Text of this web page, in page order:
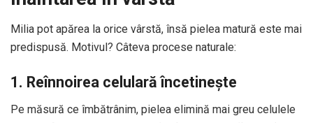
Milia pot apărea la orice vârstă, însă pielea matură este mai
predispusă. Motivul? Câteva procese naturale:
1. Reînnoirea celulară încetinește
Pe măsură ce îmbătrânim, pielea elimină mai greu celulele